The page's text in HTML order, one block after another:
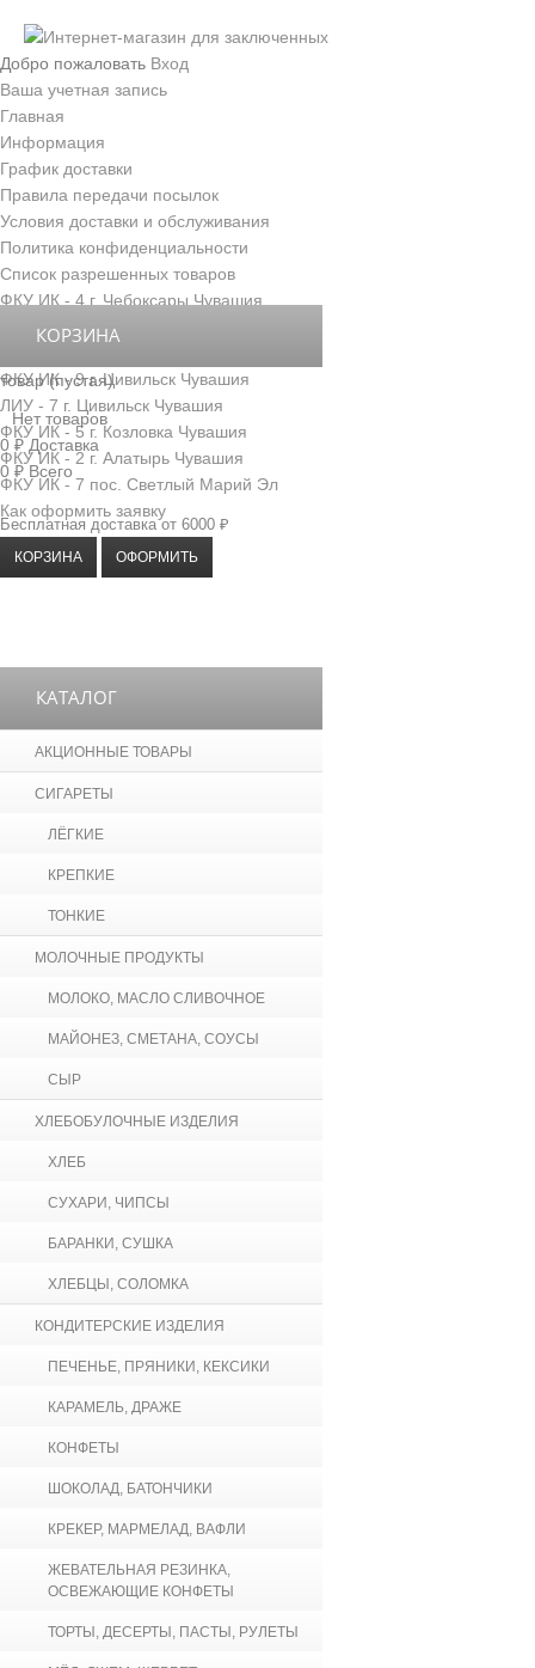
Добро пожаловать Вход
Ваша учетная запись
Главная
Информация
График доставки
Правила передачи посылок
Условия доставки и обслуживания
Политика конфиденциальности
Список разрешенных товаров
ФКУ ИК - 4 г. Чебоксары Чувашия
ФКУ ИК - 3 г. Новочебоксарск Чувашия
ФКУ ИК - 9 г. Цивильск Чувашия
ЛИУ - 7 г. Цивильск Чувашия
ФКУ ИК - 5 г. Козловка Чувашия
ФКУ ИК - 2 г. Алатырь Чувашия
ФКУ ИК - 7 пос. Светлый Марий Эл
Как оформить заявку
КОРЗИНА
товар (пустая)
Нет товаров
0 ₽ Доставка
0 ₽ Всего
Бесплатная доставка от 6000 ₽
КОРЗИНА ОФОРМИТЬ
КАТАЛОГ
АКЦИОННЫЕ ТОВАРЫ
СИГАРЕТЫ
ЛЁГКИЕ
КРЕПКИЕ
ТОНКИЕ
МОЛОЧНЫЕ ПРОДУКТЫ
МОЛОКО, МАСЛО СЛИВОЧНОЕ
МАЙОНЕЗ, СМЕТАНА, СОУСЫ
СЫР
ХЛЕБОБУЛОЧНЫЕ ИЗДЕЛИЯ
ХЛЕБ
СУХАРИ, ЧИПСЫ
БАРАНКИ, СУШКА
ХЛЕБЦЫ, СОЛОМКА
КОНДИТЕРСКИЕ ИЗДЕЛИЯ
ПЕЧЕНЬЕ, ПРЯНИКИ, КЕКСИКИ
КАРАМЕЛЬ, ДРАЖЕ
КОНФЕТЫ
ШОКОЛАД, БАТОНЧИКИ
КРЕКЕР, МАРМЕЛАД, ВАФЛИ
ЖЕВАТЕЛЬНАЯ РЕЗИНКА,
ОСВЕЖАЮЩИЕ КОНФЕТЫ
ТОРТЫ, ДЕСЕРТЫ, ПАСТЫ, РУЛЕТЫ